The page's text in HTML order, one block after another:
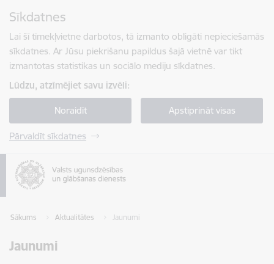
Sīkdatnes
Lai šī tīmekļvietne darbotos, tā izmanto obligāti nepieciešamās
sīkdatnes. Ar Jūsu piekrišanu papildus šajā vietnē var tikt
izmantotas statistikas un sociālo mediju sīkdatnes.
Lūdzu, atzīmējiet savu izvēli:
Noraidīt Apstiprināt visas
Pārvaldīt sīkdatnes
Sākums Aktualitātes Jaunumi
Jaunumi